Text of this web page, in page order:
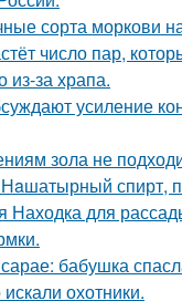
сорта моркови
число пар,
из-за храпа.
усиление
зола не
Нaшатырный спирт,
Находка для
бабушка
охотники.